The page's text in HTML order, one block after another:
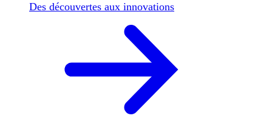
Des découvertes aux innovations